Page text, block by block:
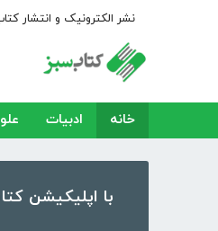
نشر الکترونیک و انتشار
خانه ادبیات
با اپلیکیشن کتابراه، بیش از ۵۰،۰۰۰ کتاب، کتاب صوتی و